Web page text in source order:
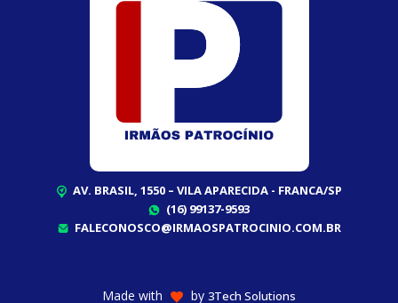
AV. BRASIL, 1550 – VILA APARECIDA - FRANCA/SP
(16) 99137-9593
FALECONOSCO@IRMAOSPATROCINIO.COM.BR
Made with by 3Tech Solutions